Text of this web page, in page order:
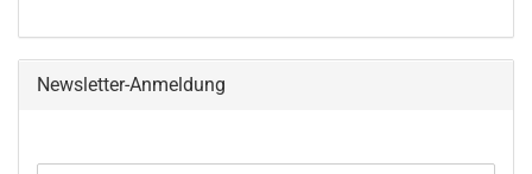
Newsletter-Anmeldung